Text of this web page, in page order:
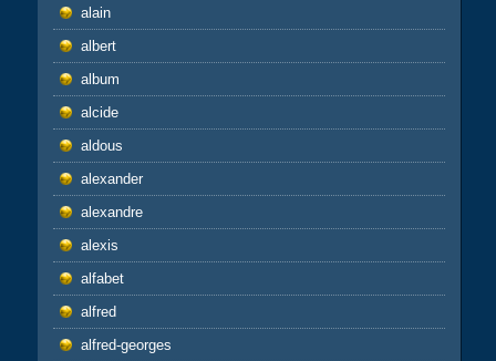
alain
albert
album
alcide
aldous
alexander
alexandre
alexis
alfabet
alfred
alfred-georges